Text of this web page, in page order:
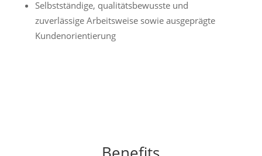
Selbstständige, qualitätsbewusste und
zuverlässige Arbeitsweise sowie ausgeprägte
Kundenorientierung